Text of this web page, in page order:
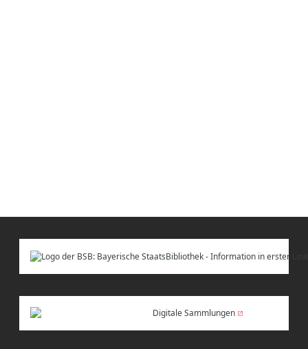
Digitale Sammlungen